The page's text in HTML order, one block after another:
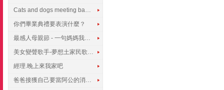
Cats and dogs meeting babies for the first time
你們畢業典禮要表演什麼？
最感人母親節 - 一句媽媽我愛你
美女變聲歌手-夢想土家民歌傳遍世界
經理.晚上來我家吧
爸爸接獲自己要當阿公的消息，反應史上最可愛!!!